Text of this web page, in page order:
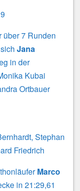
über 7 Runden
Jana
in der
Kubai
Ortbauer
Stephan
Friedrich
Marco
in 21:29,61